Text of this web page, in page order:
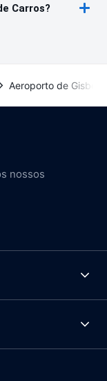
Carros?
Aeroporto de
nossos